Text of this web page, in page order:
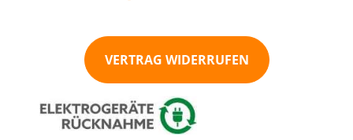
VERTRAG WIDERRUFEN